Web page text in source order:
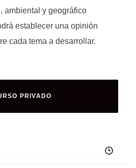
ambiental y geográfico
establecer una opinión
cada tema a desarrollar.
PRIVADO